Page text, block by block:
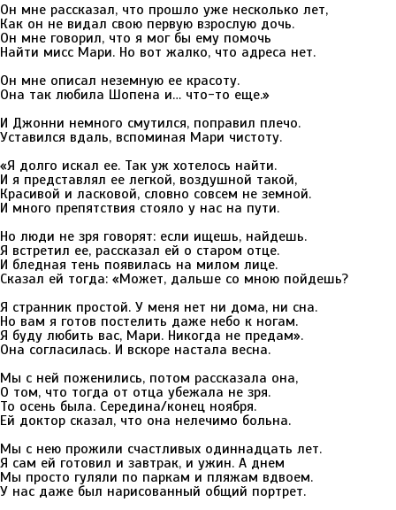
Он мне рассказал, что прошло уже несколько лет,
Как он не видал свою первую взрослую дочь.
Он мне говорил, что я мог бы ему помочь
Найти мисс Мари. Но вот жалко, что адреса нет.
Он мне описал неземную ее красоту.
Она так любила Шопена и… что-то еще.»
И Джонни немного смутился, поправил плечо.
Уставился вдаль, вспоминая Мари чистоту.
«Я долго искал ее. Так уж хотелось найти.
И я представлял ее легкой, воздушной такой,
Красивой и ласковой, словно совсем не земной.
И много препятствия стояло у нас на пути.
Но люди не зря говорят: если ищешь, найдешь.
Я встретил ее, рассказал ей о старом отце.
И бледная тень появилась на милом лице.
Сказал ей тогда: «Может, дальше со мною пойдешь?
Я странник простой. У меня нет ни дома, ни сна.
Но вам я готов постелить даже небо к ногам.
Я буду любить вас, Мари. Никогда не предам».
Она согласилась. И вскоре настала весна.
Мы с ней поженились, потом рассказала она,
О том, что тогда от отца убежала не зря.
То осень была. Середина/конец ноября.
Ей доктор сказал, что она нелечимо больна.
Мы с нею прожили счастливых одиннадцать лет.
Я сам ей готовил и завтрак, и ужин. А днем
Мы просто гуляли по паркам и пляжам вдвоем.
У нас даже был нарисованный общий портрет.